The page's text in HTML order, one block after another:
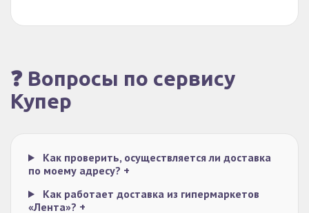
❓ Вопросы по сервису
Купер
Как проверить, осуществляется ли доставка
по моему адресу? +
Как работает доставка из гипермаркетов
«Лента»? +